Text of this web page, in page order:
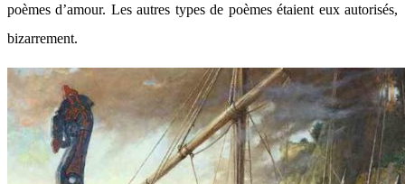
poèmes d’amour. Les autres types de poèmes étaient eux autorisés,
bizarrement.